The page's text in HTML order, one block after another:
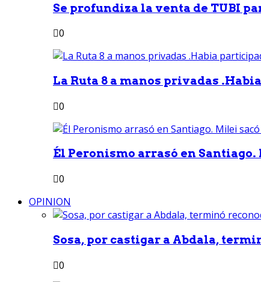
Se profundiza la venta de TUBI
0
La Ruta 8 a manos privadas
0
Él Peronismo arrasó en
0
OPINION
Sosa, por castigar a Abdala,
0